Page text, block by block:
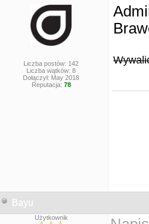
Liczba postów: 142
Liczba wątków: 8
Dołączył: May 2018
Reputacja: 78
Bayu
Użytkownik